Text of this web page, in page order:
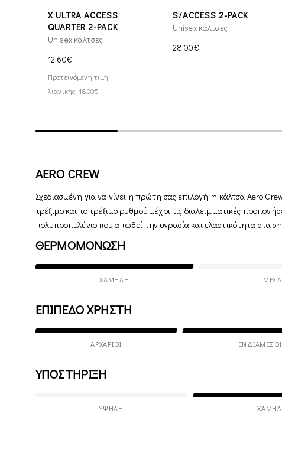
X ULTRA ACCESS
QUARTER 2-PACK
Unisex κάλτσες
12,60€
Προτεινόμενη τιμή
λιανικής: 18,00€
S/ACCESS 2-PACK
Unisex κάλτσες
28,00€
AERO CREW
Σχεδιασμένη για να γίνει η πρώτη σας επιλογή, η κάλτσα Aero
τρέξιμο και το τρέξιμο ρυθμού μέχρι τις διαλειμματικές
πολυπροπυλένιο που απωθεί την υγρασία και ελαστικότητα στα
ΘΕΡΜΟΜΟΝΩΣΗ
ΧΑΜΗΛΉ
ΕΠΙΠΕΔΟ ΧΡΗΣΤΗ
ΑΡΧΆΡΙΟΙ ΕΝΔΙΆΜΕΣΟΙ
ΥΠΟΣΤΗΡΙΞΗ
ΥΨΗΛΉ